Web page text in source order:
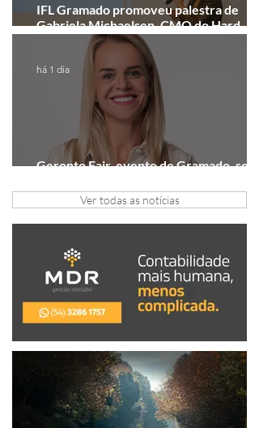
IFL Gramado promoveu palestra de
Gabriela Michaelsen, CMO do Hard
Rock Cafe Gramado
Geronto Fair, evento de Gramado, será
há 1 dia
Ver todas as notícias